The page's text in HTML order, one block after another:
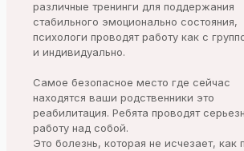
различные тренинги для поддержания
стабильного эмоционально состояния,
психологи проводят работу как с
и индивидуально.
Самое безопасное место где сейчас
находятся ваши родственники это
реабилитация. Ребята проводят
работу над собой.
Это болезнь, которая не исчезает, как